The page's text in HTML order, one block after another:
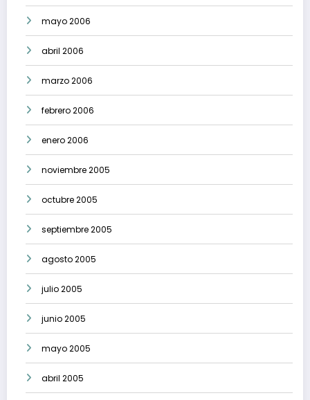
mayo 2006
abril 2006
marzo 2006
febrero 2006
enero 2006
noviembre 2005
octubre 2005
septiembre 2005
agosto 2005
julio 2005
junio 2005
mayo 2005
abril 2005